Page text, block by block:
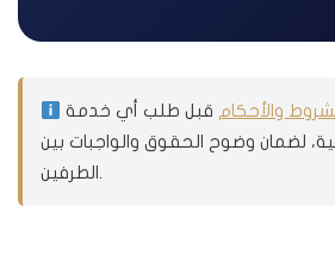
والأحكام قبل طلب أي خدمة
لضمان وضوح الحقوق والواجبات بين
الطرفين.